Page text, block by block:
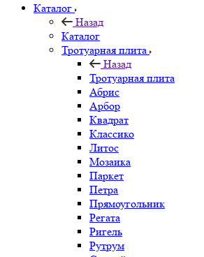
Каталог
Назад
Каталог
Тротуарная плита
Назад
Тротуарная плита
Абрис
Арбор
Квадрат
Классико
Литос
Мозаика
Паркет
Петра
Прямоугольник
Регата
Ригель
Рутрум